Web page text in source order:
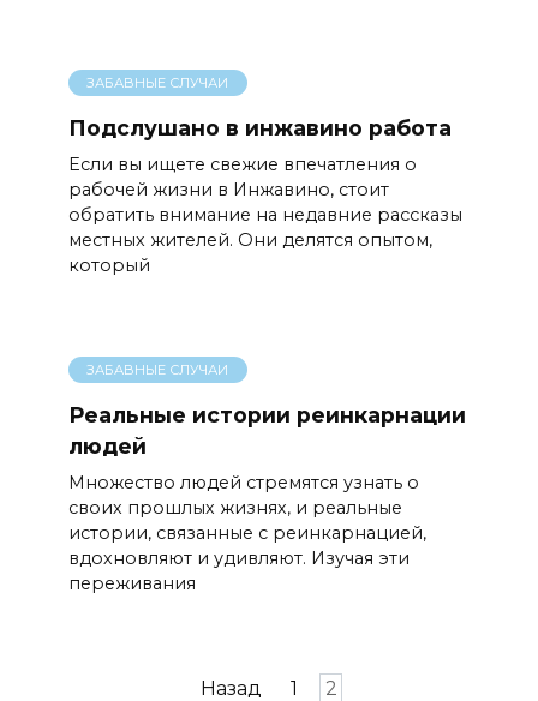
ЗАБАВНЫЕ СЛУЧАИ
Подслушано в инжавино работа
Если вы ищете свежие впечатления о
рабочей жизни в Инжавино, стоит
обратить внимание на недавние рассказы
местных жителей. Они делятся опытом,
который
ЗАБАВНЫЕ СЛУЧАИ
Реальные истории реинкарнации
людей
Множество людей стремятся узнать о
своих прошлых жизнях, и реальные
истории, связанные с реинкарнацией,
вдохновляют и удивляют. Изучая эти
переживания
Назад 1 2